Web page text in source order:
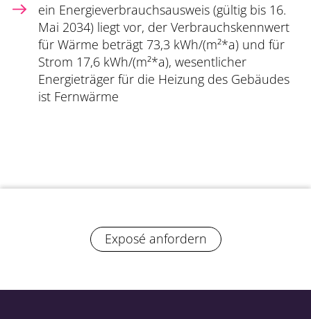
ein Energieverbrauchsausweis (gültig bis 16.
Mai 2034) liegt vor, der Verbrauchskennwert
für Wärme beträgt 73,3 kWh/(m²*a) und für
Strom 17,6 kWh/(m²*a), wesentlicher
Energieträger für die Heizung des Gebäudes
ist Fernwärme
Exposé anfordern